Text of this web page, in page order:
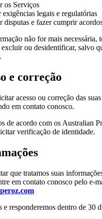
os Serviços
legais e regulatórias
disputas e fazer cumprir
não for mais necessária,
excluir ou desidentificar, salvo
e correção
acesso ou correção das
em contato conosco.
de acordo com os Australian
verificação de identidade.
que tratamos suas
em contato conosco pelo e-
e responderemos dentro de 30